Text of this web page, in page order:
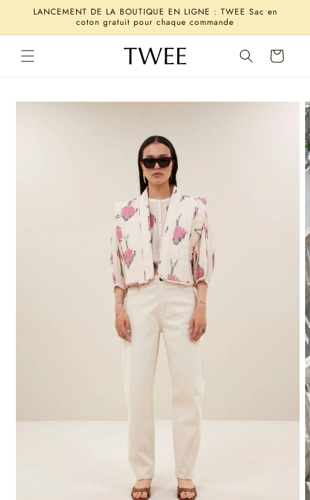
passer
contenu
LANCEMENT DE LA BOUTIQUE EN LIGNE : TWEE Sac en
coton gratuit pour chaque commande
Panier
Passer aux